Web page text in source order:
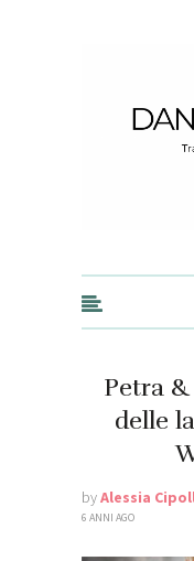
Petra
delle
byAlessia
6 ANNI AGO